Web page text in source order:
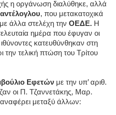
η οργάνωση διαλύθηκε, αλλά
, που μετακατοχικά
με άλλα στελέχη την ΟΕΔΕ. Η
ημέρα που έφυγαν οι
κατευθύνθηκαν στη
την τελική πτώση του Τρίτου
Εφετών με την υπ’ αριθ.
οι Π. Τζαννετάκης, Μαρ.
μεταξύ άλλων: